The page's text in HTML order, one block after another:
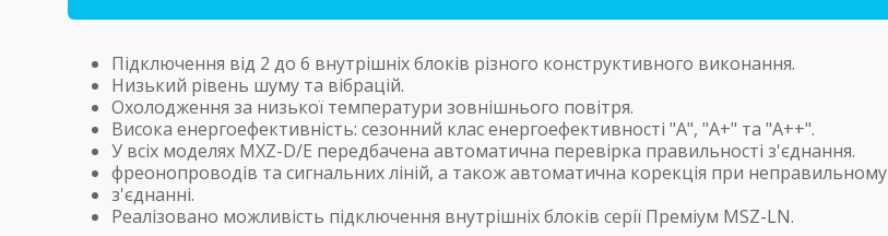
Підключення від 2 до 6 внутрішніх блоків різного конструктивного виконання.
Низький рівень шуму та вібрацій.
Охолодження за низької температури зовнішнього повітря.
Висока енергоефективність: сезонний клас енергоефективності "А", "А+" та "А++".
У всіх моделях MXZ-D/E передбачена автоматична перевірка правильності з'єднання.
фреонопроводів та сигнальних ліній, а також автоматична корекція при неправильному
з'єднанні.
Реалізовано можливість підключення внутрішніх блоків серії Преміум MSZ-LN.